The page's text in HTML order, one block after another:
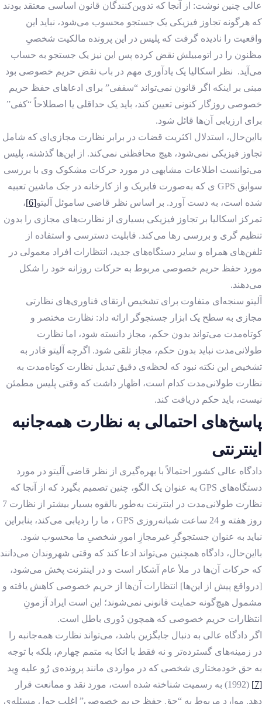
عالی چنین نوشت: از آنجا که تدوین‌کنندگان قانون اساسی معتقد بودند
که هرگونه تجاوز فیزیکی یک جستجو محسوب می‌شود، نباید این
واقعیت را نادیده گرفت که پلیس در این پرونده مالکیت شخصیِ
مظنون را در اتومبیلش نقض کرده پس این نیز یک جستجو به حساب
می‌آید. نظر اسکالیا یک یادآوری مهم در باب نقض حریم خصوصی بود
مبنی بر اینکه اگر قانون نمی‌تواند “سقفی” برای ادعاهای حفظ حریم
خصوصی روزگار کنونی تعیین کند، باید یک حداقلی یا اصطلاحاً “کفی”
برای ارزیابی آن‌ها قائل شود.
بااین‌حال، استدلال اکثریت قضات در برابر نظارت مجازی‌ای که شامل
تجاوز فیزیکی نمی‌شود، هیچ محافظتی نمی‌کند. از این‌ها گذشته، پلیس
می‌توانست اطلاعات مشابهی در مورد حرکات مشکوک وی با بررسی
سوابق GPS ی که به‌صورت فابریک و از کارخانه در جک ماشین تعبیه
شده است، به دست آورد. بر اساس نظر قاضی ساموئل آلیتو[6]
،
تمرکز اسکالیا بر تجاوز فیزیکی بسیاری از نظارت‌های مجازی را بدون
تنظیم گری و بررسی رها می‌کند. قابلیت دسترسی و استفاده از
تلفن‌های همراه و سایر دستگاه‌های جدید، انتظارات افراد معمولی در
مورد حفظ حریم خصوصی مربوط به حرکات روزانه خود را شکل
می‌دهند.
آلیتو سنجه‌ای متفاوت برای تشخیص ارتقای فناوری‌های نظارتی
مجازی به سطح یک ابزار جستجوگر ارائه داد: نظارت مختصر و
کوتاه‌مدت می‌تواند بدون حکم، مجاز دانسته شود، اما نظارت
طولانی‌مدت نباید بدون حکم، مجاز تلقی شود. اگرچه آلیتو قادر به
تشخیص این نکته نبود که لحظه‌ی دقیق تبدیل نظارت کوتاه‌مدت به
نظارت طولانی‌مدت کدام است، اظهار داشت که وقتی پلیس مطمئن
نیست، باید حکم دریافت کند.
پاسخ‌های احتمالی به نظارت همه‌جانبه
اینترنتی
دادگاه عالی کشور احتمالاً با بهره‌گیری از نظر قاضی آلیتو در مورد
دستگاه‌های GPS به عنوان یک الگو، چنین تصمیم بگیرد که از آنجا که
نظارت طولانی‌مدت در اینترنت به‌طور بالقوه بسیار بیشتر از نظارت 7
روز هفته و 24 ساعت شبانه‌روزی GPS ، ما را ردیابی می‌کند، بنابراین
نباید به عنوان جستجوگرِ غیرمجازِ امورِ شخصیِ ما محسوب شود.
بااین‌حال، دادگاه همچنین می‌تواند ادعا کند که وقتی شهروندان می‌دانند
که حرکات آن‌ها در ملأ عام آشکار است و در اینترنت پخش می‌شود،
[درواقع پیش از این‌ها] انتظارات آن‌ها از حریم خصوصی کاهش یافته و
مشمول هیچ‌گونه حمایت قانونی نمی‌شوند؛ این است ایراد آزمونِ
انتظارات حریم خصوصی که همچون دُوری باطل است.
اگر دادگاه عالی به دنبال جایگزین باشد، می‌تواند نظارت همه‌جانبه را
در زمینه‌های گسترده‌تر و نه فقط با اتکا به متمم چهارم، بلکه با توجه
به حق خودمختاری شخصی که در مواردی مانند پرونده‌ی رُو علیه وِید
[7]
(1992) به رسمیت شناخته شده است، مورد نقد و ممانعت قرار
دهد. موارد مربوط به “حق حفظ حریم خصوصی” اغلب حول مسئله‌ی